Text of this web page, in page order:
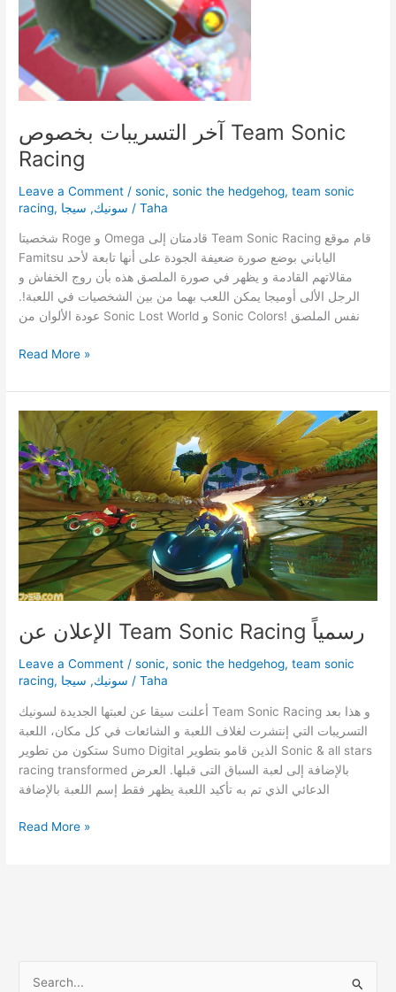
آخر التسريبات بخصوص Team Sonic
Racing
Leave a Comment /sonic,sonic the hedgehog,team sonic
racing, سونيك, سيجا /Taha
شخصيتا Roge و Omega قادمتان إلى Team Sonic Racing قام موقع
Famitsu الياباني بوضع صورة ضعيفة الجودة على أنها تابعة لأحد
مقالاتهم القادمة و يظهر في صورة الملصق هذه بأن روج الخفاش و
الرجل الألى أوميجا يمكن اللعب بهما من بين الشخصيات في اللعبة!.
عودة الألوان من Sonic Lost World و Sonic Colors! نفس الملصق
آخر
بخصوص
Team
Sonic
Racing
Read More »
الإعلان عن Team Sonic Racing رسمياً
Leave a Comment /sonic,sonic the hedgehog,team sonic
racing, سونيك, سيجا /Taha
أعلنت سيقا عن لعبتها الجديدة لسونيك Team Sonic Racing و هذا بعد
التسريبات التي إنتشرت لغلاف اللعبة و الشائعات في كل مكان، اللعبة
ستكون من تطوير Sumo Digital الذين قامو بتطوير Sonic & all stars
racing transformed بالإضافة إلى لعبة السباق التى قبلها. العرض
الدعائي الذي تم به تأكيد اللعبة يظهر فقط إسم اللعبة بالإضافة
الإعلان
Read More »